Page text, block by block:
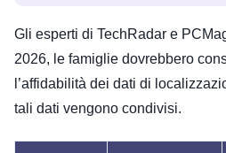
Gli esperti di TechRadar e
2026, le famiglie dovrebbero
l’affidabilità dei dati di
tali dati vengono condivisi.